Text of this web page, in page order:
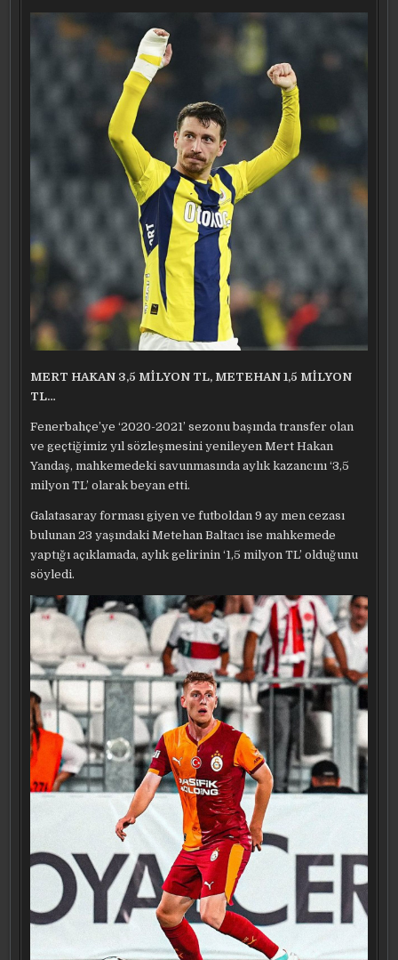
MERT HAKAN 3,5 MİLYON TL, METEHAN 1,5 MİLYON
TL…
Fenerbahçe’ye ‘2020-2021’ sezonu başında transfer olan
ve geçtiğimiz yıl sözleşmesini yenileyen Mert Hakan
Yandaş, mahkemedeki savunmasında aylık kazancını ‘3,5
milyon TL’ olarak beyan etti.
Galatasaray forması giyen ve futboldan 9 ay men cezası
bulunan 23 yaşındaki Metehan Baltacı ise mahkemede
yaptığı açıklamada, aylık gelirinin ‘1,5 milyon TL’ olduğunu
söyledi.